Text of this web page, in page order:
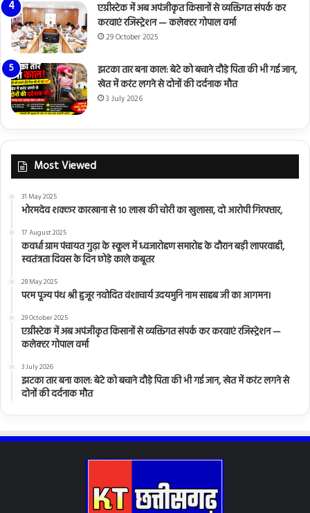
एग्रीस्टेक में अब अपंजीकृत किसानों से व्यक्तिगत संपर्क कर
करवाएं रजिस्ट्रेशन — कलेक्टर गोपाल वर्मा
29 October 2025
झटका तार बना काल: बेटे को बचाने दौड़े पिता की भी गई जान,
खेत में करंट लगने से दोनों की दर्दनाक मौत
3 July 2026
Most Viewed
31 May 2025
भोरमदेव शक्कर कारखाना से 10 लाख की चोरी का खुलासा, दो आरोपी गिरफ्तार,
17 August 2025
कवर्धा ग्राम पंचायत गुढ़ा के स्कूल में ध्वजारोहण समारोह के दौरान बड़ी लापरवाही,
स्वतंत्रता दिवस के दिन छोड़े काले कबूतर
28 May 2025
परम पूज्य पंथ श्री हुजूर नवोदित वंशाचार्य उदयमुनि नाम साहब जी का आगमन।
29 October 2025
एग्रीस्टेक में अब अपंजीकृत किसानों से व्यक्तिगत संपर्क कर करवाएं रजिस्ट्रेशन —
कलेक्टर गोपाल वर्मा
3 July 2026
झटका तार बना काल: बेटे को बचाने दौड़े पिता की भी गई जान, खेत में करंट लगने से
दोनों की दर्दनाक मौत